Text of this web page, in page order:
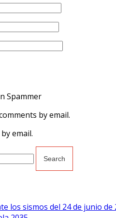
Spammer
by email.
email.
los sismos del 24 de junio de